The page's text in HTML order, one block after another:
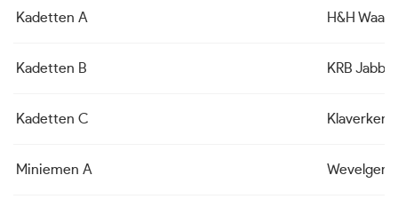
Kadetten A H&H
Kadetten B KRB
Kadetten C Klaverken
Miniemen A Wevelgem